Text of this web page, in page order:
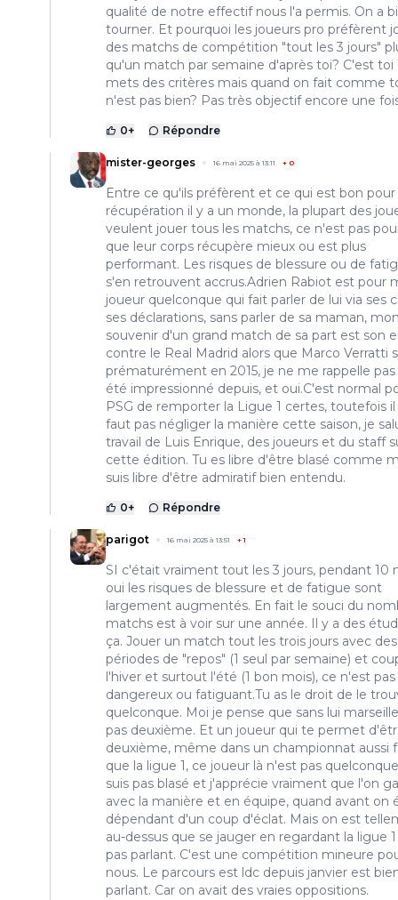
qualité de notre effectif nous l'a permis. On a
tourner. Et pourquoi les joueurs pro préfèrent
des matchs de compétition "tout les 3 jours"
qu'un match par semaine d'après toi? C'est toi
mets des critères mais quand on fait comme
n'est pas bien? Pas très objectif encore une
0+ Répondre
mister-georges 16 mai 2025 à 13:11 + 0
Entre ce qu'ils préfèrent et ce qui est bon pour
récupération il y a un monde, la plupart des
veulent jouer tous les matchs, ce n'est pas
que leur corps récupère mieux ou est plus
performant. Les risques de blessure ou de
s'en retrouvent accrus.Adrien Rabiot est pour
joueur quelconque qui fait parler de lui via ses
ses déclarations, sans parler de sa maman,
souvenir d'un grand match de sa part est son
contre le Real Madrid alors que Marco Verratti
prématurément en 2015, je ne me rappelle pas
été impressionné depuis, et oui.C'est normal
PSG de remporter la Ligue 1 certes, toutefois
faut pas négliger la manière cette saison, je
travail de Luis Enrique, des joueurs et du staff
cette édition. Tu es libre d'être blasé comme
suis libre d'être admiratif bien entendu.
0+ Répondre
parigot 16 mai 2025 à 13:51 +1
SI c'était vraiment tout les 3 jours, pendant 10
oui les risques de blessure et de fatigue sont
largement augmentés. En fait le souci du
matchs est à voir sur une année. Il y a des
ça. Jouer un match tout les trois jours avec des
périodes de "repos" (1 seul par semaine) et
l'hiver et surtout l'été (1 bon mois), ce n'est pas
dangereux ou fatiguant.Tu as le droit de le
quelconque. Moi je pense que sans lui
pas deuxième. Et un joueur qui te permet
deuxième, même dans un championnat aussi
que la ligue 1, ce joueur là n'est pas
suis pas blasé et j'apprécie vraiment que l'on
avec la manière et en équipe, quand avant on
dépendant d'un coup d'éclat. Mais on est
au-dessus que se jauger en regardant la ligue
pas parlant. C'est une compétition mineure
nous. Le parcours est ldc depuis janvier est
parlant. Car on avait des vraies oppositions.